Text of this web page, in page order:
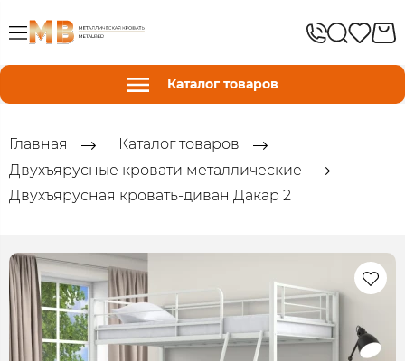
Каталог товаров
Главная
Каталог товаров
Двухъярусные кровати металлические
Двухъярусная кровать-диван Дакар 2